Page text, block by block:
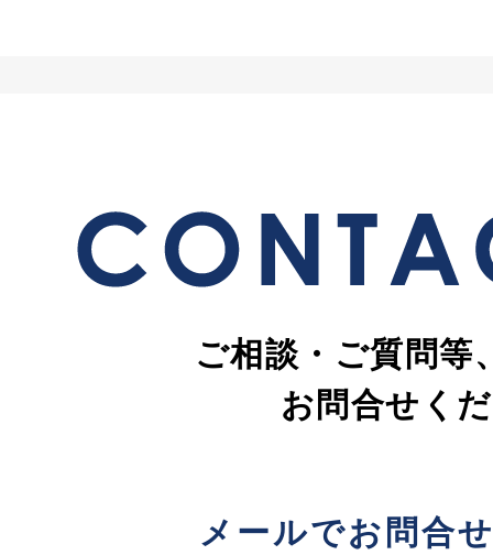
ご相談・ご質問等
お問合せく
メールでお問合